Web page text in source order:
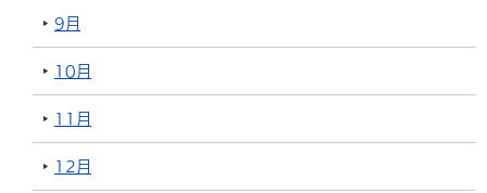
9月
10月
11月
12月